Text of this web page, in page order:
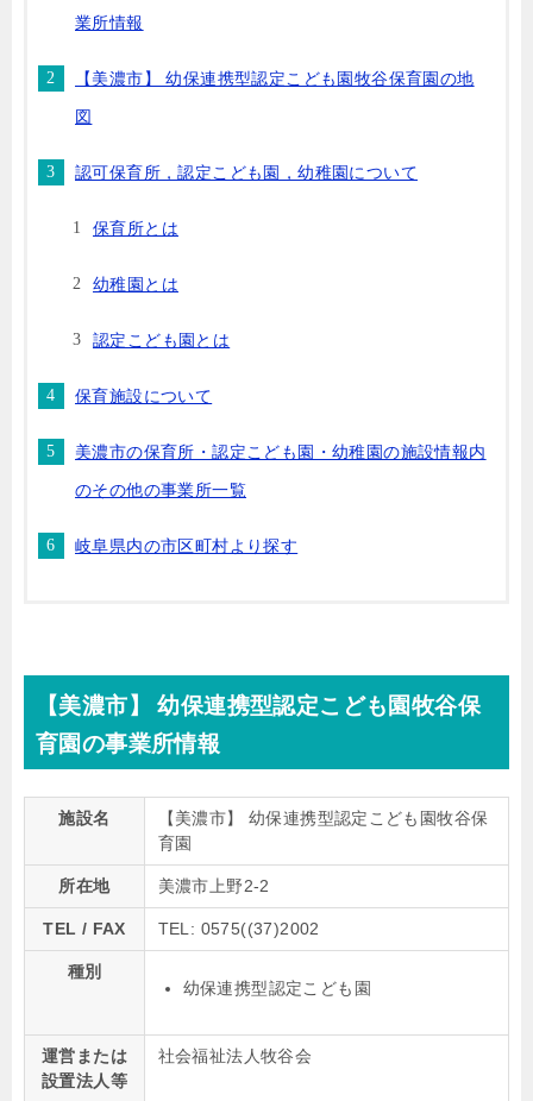
業所情報
【美濃市】 幼保連携型認定こども園牧谷保育園の地
図
認可保育所，認定こども園，幼稚園について
保育所とは
幼稚園とは
認定こども園とは
保育施設について
美濃市の保育所・認定こども園・幼稚園の施設情報内
のその他の事業所一覧
岐阜県内の市区町村より探す
【美濃市】 幼保連携型認定こども園牧谷保
育園の事業所情報
施設名
【美濃市】 幼保連携型認定こども園牧谷保
育園
所在地 美濃市上野2-2
TEL / FAX TEL: 0575((37)2002
種別
幼保連携型認定こども園
運営または
設置法人等
社会福祉法人牧谷会